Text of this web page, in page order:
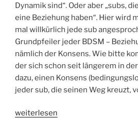
Dynamik sind“. Oder aber „subs,
eine Beziehung haben“. Hier wird
mal willkürlich jede sub
Grundpfeiler jeder BDSM –
nämlich der Konsens. Wie bitte
der sich schon seit längerem in
dazu, einen Konsens
jeder sub, die seinen Weg kreuzt,
„Viva
weiterlesen